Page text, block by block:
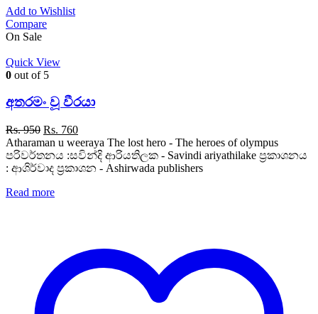
Add to Wishlist
Compare
On Sale
Quick View
0 out of 5
අතරමං වූ වීරයා
Rs.950 Original
price
was:
Rs. 950.
Rs. 760Current
price
is:
Rs. 760.
Atharaman u weeraya The lost hero - The heroes of olympus
පරිවර්තනය :සවින්දි ආරියතිලක - Savindi ariyathilake ප්‍රකාශනය
: ආශිර්වාද ප්‍රකාශන - Ashirwada publishers
Read more